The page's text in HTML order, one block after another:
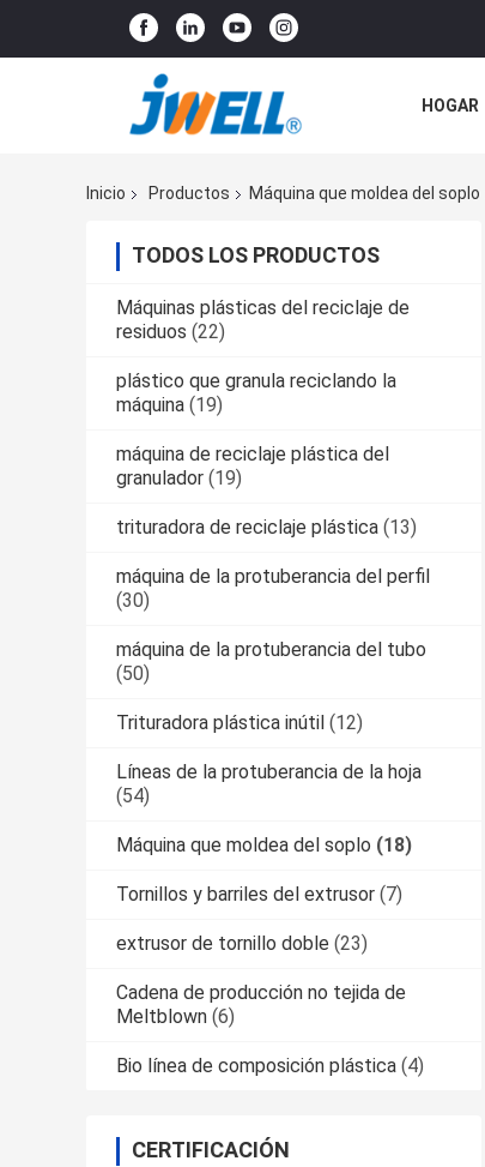
HOGAR
Inicio
Productos Máquina que moldea del soplo
TODOS LOS PRODUCTOS
Máquinas plásticas del reciclaje de
residuos (22)
plástico que granula reciclando la
máquina (19)
máquina de reciclaje plástica del
granulador (19)
trituradora de reciclaje plástica (13)
máquina de la protuberancia del perfil
(30)
máquina de la protuberancia del tubo
(50)
Trituradora plástica inútil (12)
Líneas de la protuberancia de la hoja
(54)
Máquina que moldea del soplo (18)
Tornillos y barriles del extrusor (7)
extrusor de tornillo doble (23)
Cadena de producción no tejida de
Meltblown (6)
Bio línea de composición plástica (4)
CERTIFICACIÓN